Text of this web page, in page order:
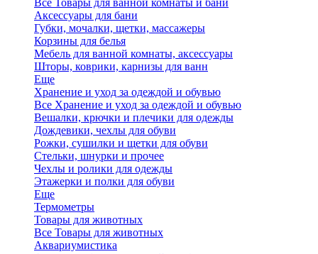
Все Товары для ванной комнаты и бани
Аксессуары для бани
Губки, мочалки, щетки, массажеры
Корзины для белья
Мебель для ванной комнаты, аксессуары
Шторы, коврики, карнизы для ванн
Еще
Хранение и уход за одеждой и обувью
Все Хранение и уход за одеждой и обувью
Вешалки, крючки и плечики для одежды
Дождевики, чехлы для обуви
Рожки, сушилки и щетки для обуви
Стельки, шнурки и прочее
Чехлы и ролики для одежды
Этажерки и полки для обуви
Еще
Термометры
Товары для животных
Все Товары для животных
Аквариумистика